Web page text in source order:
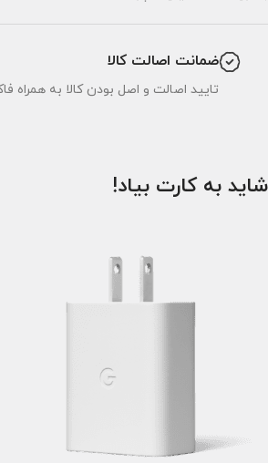
ضمانت اصالت کالا
تایید اصالت و اصل بودن کالا به همراه
شاید به کارت بیاد!